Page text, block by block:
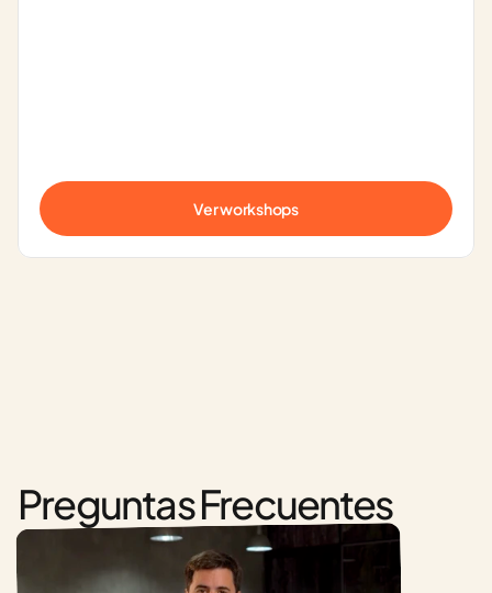
Ver workshops
Preguntas Frecuentes